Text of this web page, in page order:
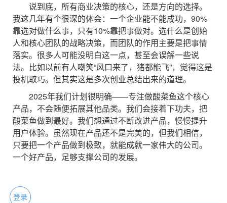
说到底，所有商业决策的核心，还是方向的选择。
我这几年有个很深的体会：一个企业能不能成功，90%
靠选对做什么事，只有10%靠把事做对。选什么是创始
人和核心团队的战略决策，而团队的作用主要是把事情
落实。很多人可能没明白这一点，甚至会误解一些说
法。比如以前有人嘲笑“风口来了，猪都能飞”，觉得这是
投机取巧。但其实这是多次创业总结出来的道理。
2025年我们计划很明确——专注做酸菜鱼这个核心
产品，不会随便拓展其他品类。我们会接着下功夫，把
酸菜鱼做到最好。我们想通过不断改进产品，慢慢提升
用户体验。虽然现在产品还不是完美的，但我们相信，
只要把一个产品做到极致，就能成就一家伟大的公司。
一个好产品，足够支撑公司的发展。
登录